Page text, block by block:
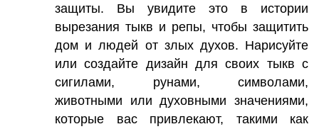
защиты. Вы увидите это в истории
вырезания тыкв и репы, чтобы защитить
дом и людей от злых духов. Нарисуйте
или создайте дизайн для своих тыкв с
сигилами, рунами, символами,
животными или духовными значениями,
которые вас привлекают, такими как